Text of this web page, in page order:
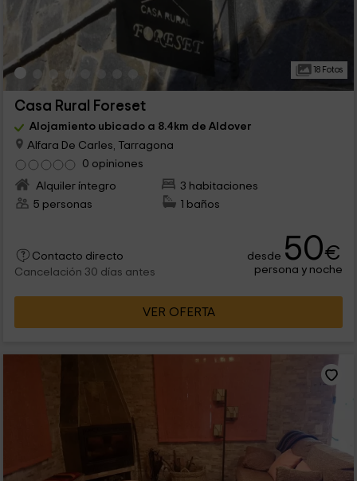
18 Fotos
Casa Rural Foreset
Alojamiento ubicado a 8.4km de Aldover
Alfara De Carles, Tarragona
0 opiniones
Alquiler íntegro
3 habitaciones
5 personas
1 baños
Contacto directo
Cancelación 30 días antes
desde 50€
persona y noche
VER OFERTA